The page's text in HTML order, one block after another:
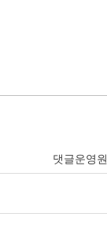
댓글운영